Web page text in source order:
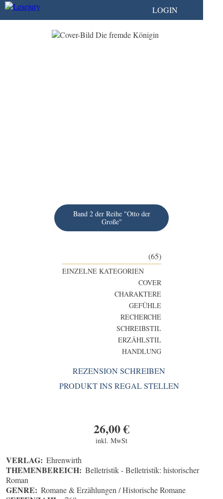
LOGIN
Band 2 der Reihe "Otto der
Große"
(65)
EINZELNE KATEGORIEN
COVER
CHARAKTERE
GEFÜHLE
RECHERCHE
SCHREIBSTIL
ERZÄHLSTIL
HANDLUNG
REZENSION SCHREIBEN
PRODUKT INS REGAL STELLEN
26,00€
inkl. MwSt
VERLAG: Ehrenwirth
THEMENBEREICH: Belletristik - Belletristik: historischer
Roman
GENRE: Romane & Erzählungen / Historische Romane